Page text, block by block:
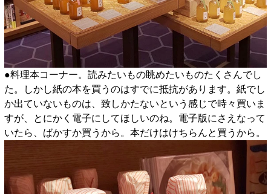
●料理本コーナー。読みたいもの眺めたいものたくさんでし
た。しかし紙の本を買うのはすでに抵抗があります。紙でし
か出ていないものは、致しかたないという感じで時々買いま
すが、とにかく電子にしてほしいのね。電子版にさえなって
いたら、ばかすか買うから。本だけはけちらんと買うから。